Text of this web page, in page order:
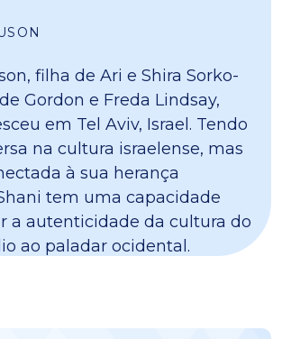
filha de Ari e Shira Sorko-
Gordon e Freda Lindsay,
em Tel Aviv, Israel. Tendo
na cultura israelense, mas
à sua herança
tem uma capacidade
a autenticidade da cultura do
ao paladar ocidental.